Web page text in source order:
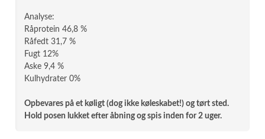
Analyse:
Råprotein 46,8 %
Råfedt 31,7 %
Fugt 12%
Aske 9,4 %
Kulhydrater 0%
Opbevares på et køligt (dog ikke køleskabet!) og tørt sted.
Hold posen lukket efter åbning og spis inden for 2 uger.